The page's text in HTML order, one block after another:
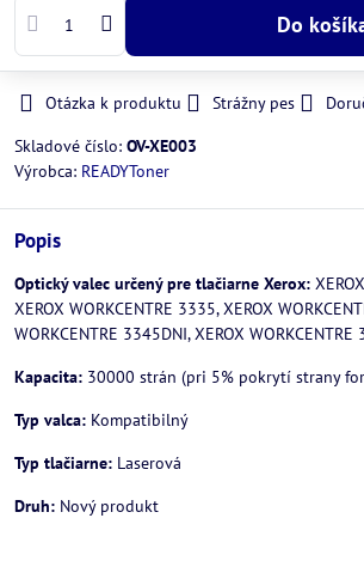
Do
Otázka k produktu Strážny pes
Skladové číslo: OV-XE003
Výrobca: READYToner
Popis
Optický valec určený pre tlačiarne Xerox:
XEROX WORKCENTRE 3335, XEROX
WORKCENTRE 3345DNI, XEROX WORKCENTRE
Kapacita: 30000 strán (pri 5% pokrytí strany
Typ valca: Kompatibilný
Typ tlačiarne: Laserová
Druh: Nový produkt